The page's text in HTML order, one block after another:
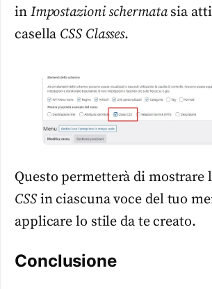
in Impostazioni schermatasia
casella CSS Classes.
Questo permetterà di mostrare
CSS in ciascuna voce del tuo
applicare lo stile da te creato.
Conclusione